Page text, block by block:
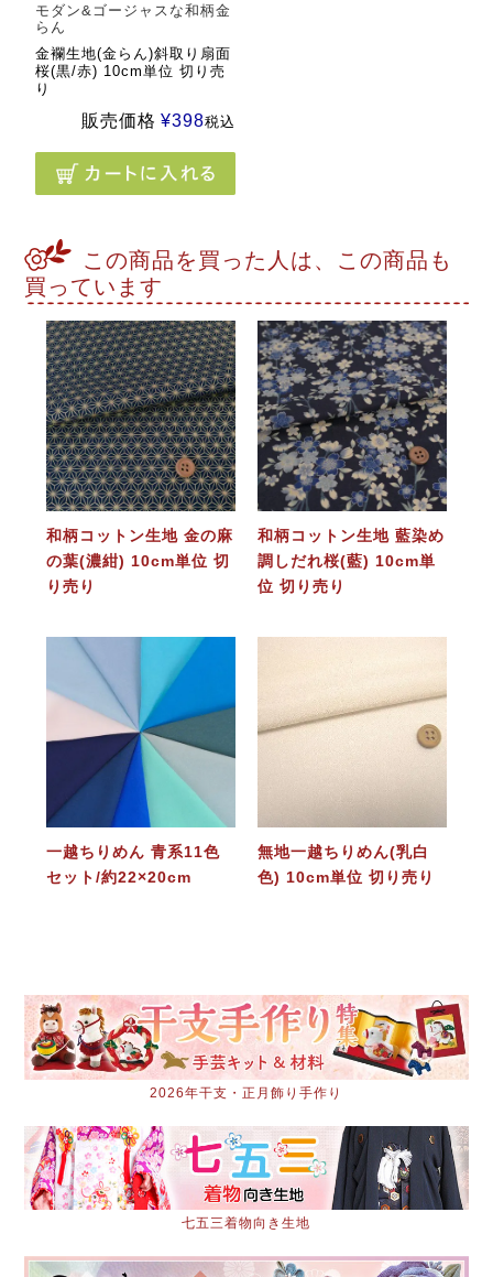
モダン&ゴージャスな和柄金
らん
金襴生地(金らん)斜取り扇面
桜(黒/赤) 10cm単位 切り売
り
販売価格 ¥398税込
この商品を買った人は、この商品も
買っています
和柄コットン生地 金の麻
の葉(濃紺) 10cm単位 切
り売り
和柄コットン生地 藍染め
調しだれ桜(藍) 10cm単
位 切り売り
一越ちりめん 青系11色
セット/約22×20cm
無地一越ちりめん(乳白
色) 10cm単位 切り売り
2026年干支・正月飾り手作り
七五三着物向き生地